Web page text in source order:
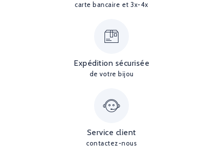
carte bancaire et 3x-4x
Expédition sécurisée
de votre bijou
Service client
contactez-nous